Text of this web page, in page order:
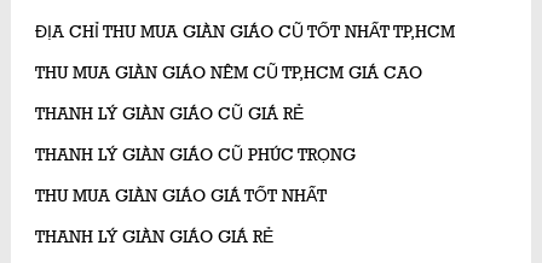
ĐỊA CHỈ THU MUA GIÀN GIÁO CŨ TỐT NHẤT TP,HCM
THU MUA GIÀN GIÁO NÊM CŨ TP,HCM GIÁ CAO
THANH LÝ GIÀN GIÁO CŨ GIÁ RẺ
THANH LÝ GIÀN GIÁO CŨ PHÚC TRỌNG
THU MUA GIÀN GIÁO GIÁ TỐT NHẤT
THANH LÝ GIÀN GIÁO GIÁ RẺ